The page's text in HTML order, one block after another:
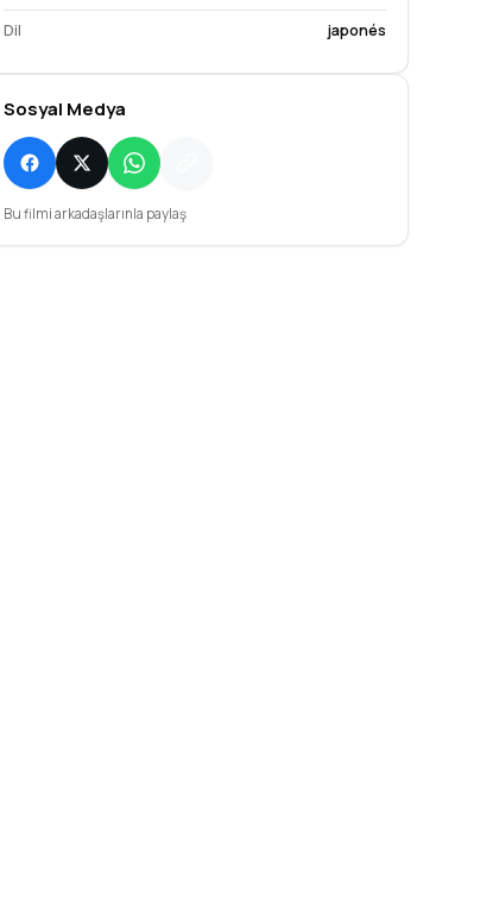
Dil japonés
Sosyal Medya
Bu filmi arkadaşlarınla paylaş
Cafe